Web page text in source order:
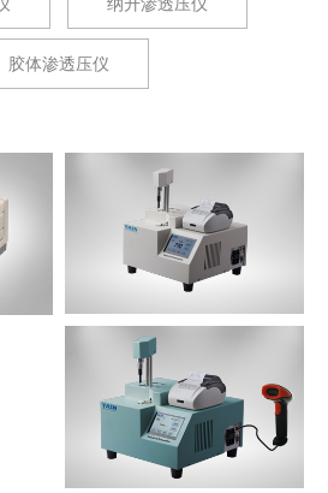
胶体渗透压仪